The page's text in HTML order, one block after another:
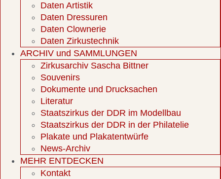
Daten Artistik
Daten Dressuren
Daten Clownerie
Daten Zirkustechnik
ARCHIV und SAMMLUNGEN
Zirkusarchiv Sascha Bittner
Souvenirs
Dokumente und Drucksachen
Literatur
Staatszirkus der DDR im Modellbau
Staatszirkus der DDR in der Philatelie
Plakate und Plakatentwürfe
News-Archiv
MEHR ENTDECKEN
Kontakt